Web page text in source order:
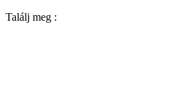
Találj meg :